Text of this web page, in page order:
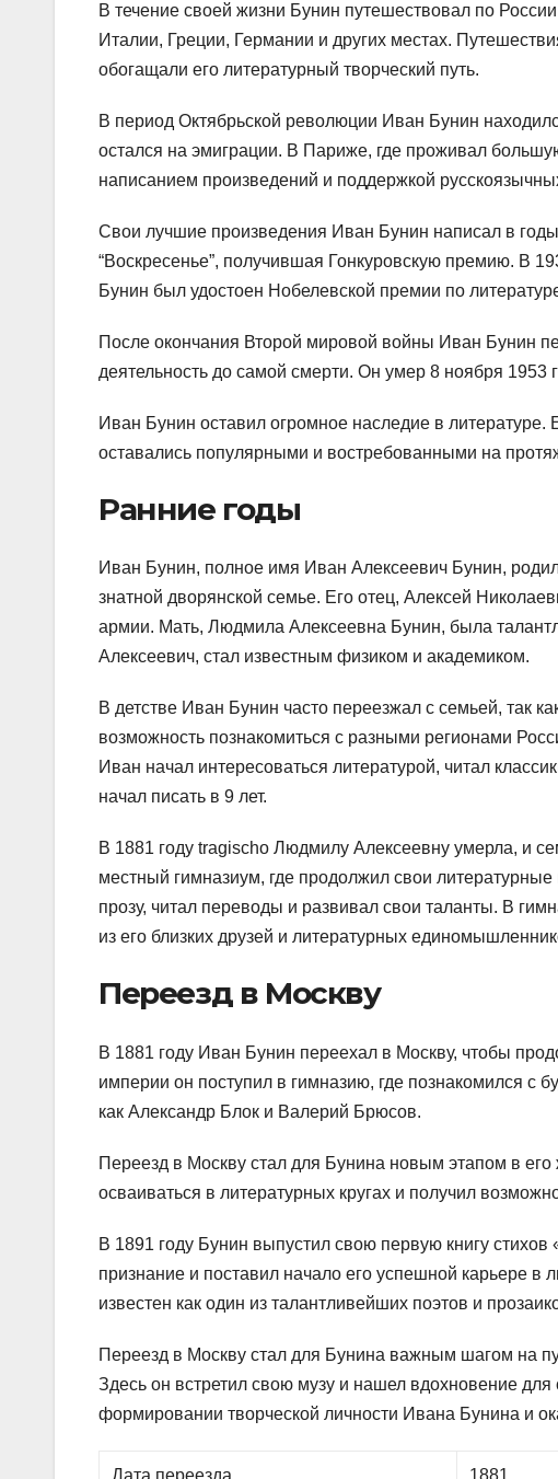
В течение своей жизни Бунин путешествовал по
Италии, Греции, Германии и других местах.
обогащали его литературный творческий путь.
В период Октябрьской революции Иван Бунин
остался на эмиграции. В Париже, где проживал
написанием произведений и поддержкой
Свои лучшие произведения Иван Бунин написал в
“Воскресенье”, получившая Гонкуровскую премию. В
Бунин был удостоен Нобелевской премии по
После окончания Второй мировой войны Иван Бунин
деятельность до самой смерти. Он умер 8 ноября 1953
Иван Бунин оставил огромное наследие в
оставались популярными и востребованными на
Ранние годы
Иван Бунин, полное имя Иван Алексеевич Бунин,
знатной дворянской семье. Его отец, Алексей
армии. Мать, Людмила Алексеевна Бунин, была
Алексеевич, стал известным физиком и академиком.
В детстве Иван Бунин часто переезжал с семьей, так
возможность познакомиться с разными регионами
Иван начал интересоваться литературой, читал
начал писать в 9 лет.
В 1881 году tragischо Людмилу Алексеевну умерла, и
местный гимназиум, где продолжил свои
прозу, читал переводы и развивал свои таланты. В
из его близких друзей и литературных
Переезд в Москву
В 1881 году Иван Бунин переехал в Москву, чтобы
империи он поступил в гимназию, где познакомился
как Александр Блок и Валерий Брюсов.
Переезд в Москву стал для Бунина новым этапом в
осваиваться в литературных кругах и получил
В 1891 году Бунин выпустил свою первую книгу
признание и поставил начало его успешной карьере в
известен как один из талантливейших поэтов и
Переезд в Москву стал для Бунина важным шагом на
Здесь он встретил свою музу и нашел вдохновение
формировании творческой личности Ивана Бунина и
Дата переезда 1881